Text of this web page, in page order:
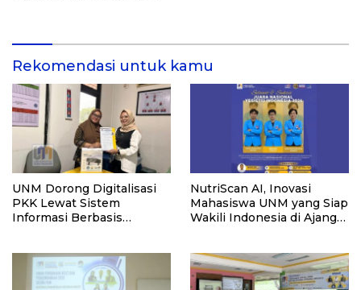
Rekomendasi untuk kamu
UNM Dorong Digitalisasi
PKK Lewat Sistem
Informasi Berbasis
NutriScan AI, Inovasi
Mahasiswa UNM yang Siap
Wakili Indonesia di Ajang